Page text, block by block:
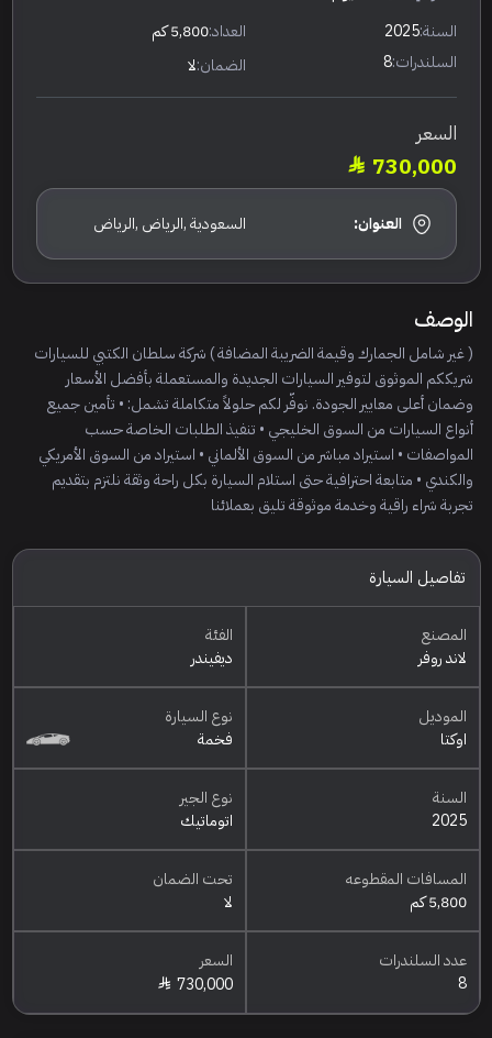
السنة:2025 العداد:5,800 كم
السلندرات:8 الضمان:لا
السعر
730,000
العنوان: السعودية ,الرياض ,الرياض
الوصف
( غير شامل الجمارك وقيمة الضريبة المضافة ) شركة سلطان الكتبي للسيارات
شريككم الموثوق لتوفير السيارات الجديدة والمستعملة بأفضل الأسعار
وضمان أعلى معايير الجودة. نوفّر لكم حلولاً متكاملة تشمل: • تأمين جميع
أنواع السيارات من السوق الخليجي • تنفيذ الطلبات الخاصة حسب
المواصفات • استيراد مباشر من السوق الألماني • استيراد من السوق الأمريكي
والكندي • متابعة احترافية حتى استلام السيارة بكل راحة وثقة نلتزم بتقديم
تجربة شراء راقية وخدمة موثوقة تليق بعملائنا
تفاصيل السيارة
المصنع
لاند روفر
الفئة
ديفيندر
الموديل
اوكتا
نوع السيارة
فخمة
السنة
2025
نوع الجير
اتوماتيك
المسافات المقطوعه
5,800 كم
تحت الضمان
لا
عدد السلندرات
8
السعر
730,000